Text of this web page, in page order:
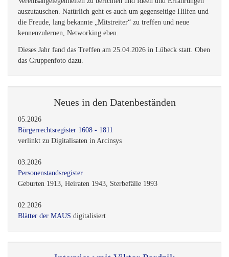
Bürgerrechtsregister 1608 - 1811
verlinkt zu Digitalisaten in Arcinsys
03.2026
In einem Interview beim NLA berichtet Viktor Pordzik vom
Staatsarchiv Bremen, wie er zur Familienforschung kam und